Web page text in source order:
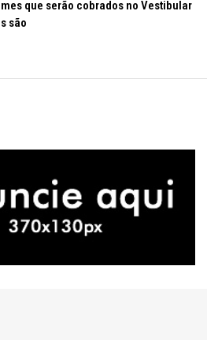
que serão cobrados no Vestibular
são